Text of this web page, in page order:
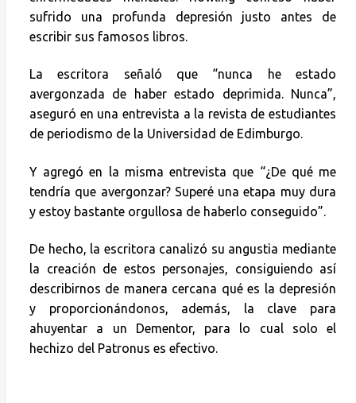
sufrido una profunda depresión justo antes de
escribir sus famosos libros.
La escritora señaló que “nunca he estado
avergonzada de haber estado deprimida. Nunca”,
aseguró en una entrevista a la revista de estudiantes
de periodismo de la Universidad de Edimburgo.
Y agregó en la misma entrevista que “¿De qué me
tendría que avergonzar? Superé una etapa muy dura
y estoy bastante orgullosa de haberlo conseguido”.
De hecho, la escritora canalizó su angustia mediante
la creación de estos personajes, consiguiendo así
describirnos de manera cercana qué es la depresión
y proporcionándonos, además, la clave para
ahuyentar a un Dementor, para lo cual solo el
hechizo del Patronus es efectivo.